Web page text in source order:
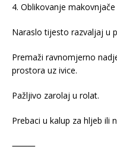
4. Oblikovanje makovnjače
Naraslo tijesto razvaljaj u
Premaži ravnomjerno
prostora uz ivice.
Pažljivo zarolaj u rolat.
Prebaci u kalup za hljeb ili
⸻